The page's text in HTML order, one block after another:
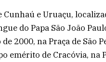
e Uruaçu,
do Papa São João
2000, na Praça de São
emérito de Cracóvia, na